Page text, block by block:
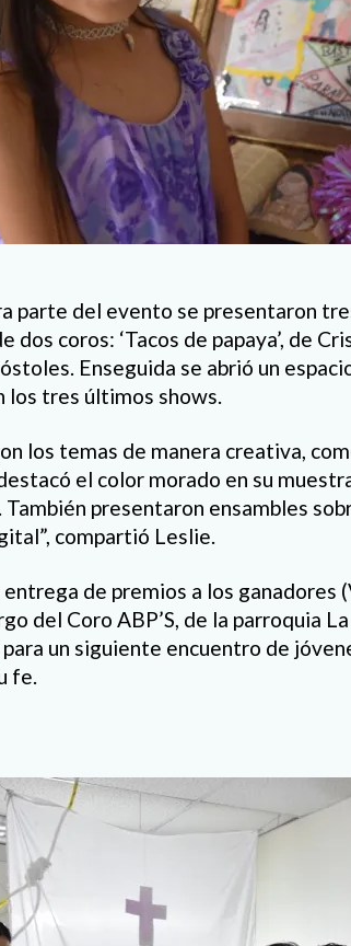
parte del evento se presentaron
dos coros: ‘Tacos de papaya’, de
Enseguida se abrió un
los tres últimos shows.
los temas de manera creativa,
el color morado en su
También presentaron ensambles
compartió Leslie.
entrega de premios a los ganadores
del Coro ABP’S, de la parroquia
un siguiente encuentro de
fe.